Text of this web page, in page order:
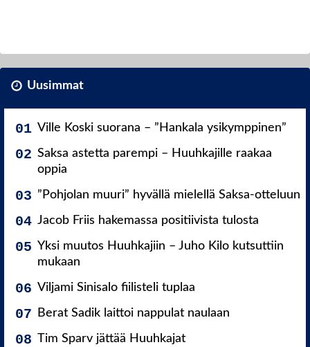
Uusimmat
Ville Koski suorana – ”Hankala ysikymppinen”
Saksa astetta parempi – Huuhkajille raakaa
oppia
”Pohjolan muuri” hyvällä mielellä Saksa-otteluun
Jacob Friis hakemassa positiivista tulosta
Yksi muutos Huuhkajiin – Juho Kilo kutsuttiin
mukaan
Viljami Sinisalo fiilisteli tuplaa
Berat Sadik laittoi nappulat naulaan
Tim Sparv jättää Huuhkajat